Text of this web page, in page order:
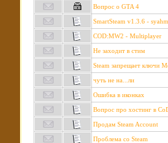
Вопрос о GTA 4
SmartSteam v1.3.6 -
COD:MW2 - Multiplayer
Не заходит в стим
Steam запрещает ключи
чуть не на...ли
Ошибка в иконках
Вопрос про хостинг в
Продам Steam Account
Проблема со Steam